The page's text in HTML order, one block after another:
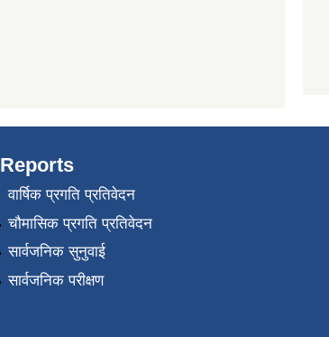
Reports
वार्षिक प्रगति प्रतिवेदन
चौमासिक प्रगति प्रतिवेदन
सार्वजनिक सुनुवाई
सार्वजनिक परीक्षण